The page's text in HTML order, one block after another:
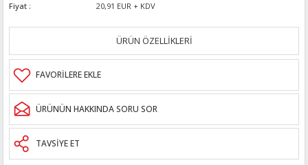
Fiyat
20,91 EUR + KDV
ÜRÜN ÖZELLİKLERİ
ÜRÜNÜN HAKKINDA SORU SOR
TAVSİYE ET